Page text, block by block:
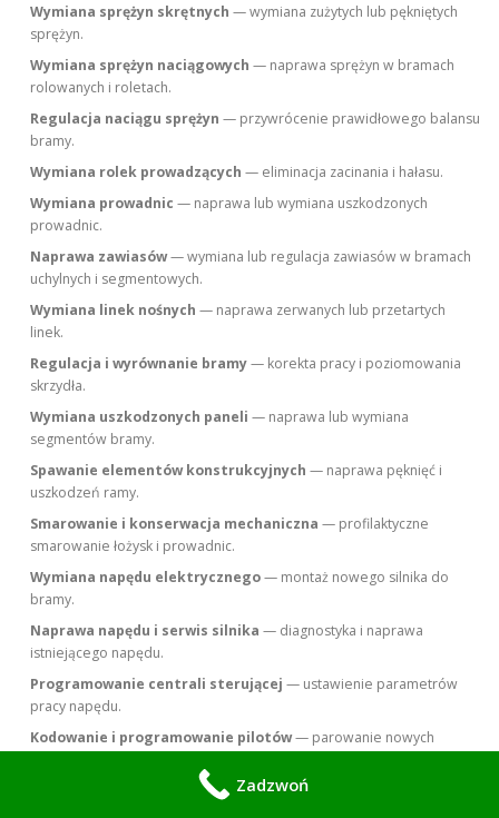
Wymiana sprężyn skrętnych — wymiana zużytych lub pękniętych
sprężyn.
Wymiana sprężyn naciągowych — naprawa sprężyn w bramach
rolowanych i roletach.
Regulacja naciągu sprężyn — przywrócenie prawidłowego balansu
bramy.
Wymiana rolek prowadzących — eliminacja zacinania i hałasu.
Wymiana prowadnic — naprawa lub wymiana uszkodzonych
prowadnic.
Naprawa zawiasów— wymiana lub regulacja zawiasów w bramach
uchylnych i segmentowych.
Wymiana linek nośnych — naprawa zerwanych lub przetartych
linek.
Regulacja i wyrównanie bramy— korekta pracy i poziomowania
skrzydła.
Wymiana uszkodzonych paneli — naprawa lub wymiana
segmentów bramy.
Spawanie elementów konstrukcyjnych — naprawa pęknięć i
uszkodzeń ramy.
Smarowanie i konserwacja mechaniczna — profilaktyczne
smarowanie łożysk i prowadnic.
Wymiana napędu elektrycznego— montaż nowego silnika do
bramy.
Naprawa napędu i serwis silnika — diagnostyka i naprawa
istniejącego napędu.
Programowanie centrali sterującej — ustawienie parametrów
pracy napędu.
Kodowanie i programowanie pilotów— parowanie nowych
Wymiana baterii w pilotach— szybka wymiana i test działania.
Zadzwoń